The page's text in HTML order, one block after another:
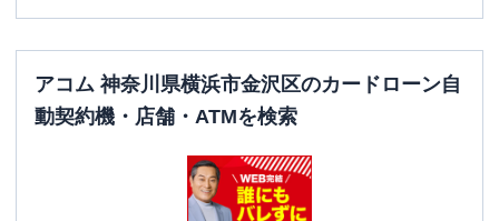
アコム 神奈川県横浜市金沢区のカードローン自
動契約機・店舗・ATMを検索